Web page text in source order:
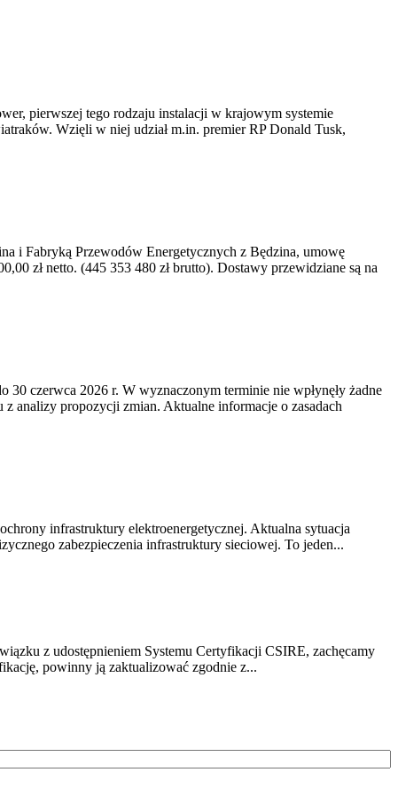
pierwszej tego rodzaju instalacji w krajowym systemie
Wzięli w niej udział m.in. premier RP Donald Tusk,
i Fabryką Przewodów Energetycznych z Będzina, umowę
zł netto. (445 353 480 zł brutto). Dostawy przewidziane są na
czerwca 2026 r. W wyznaczonym terminie nie wpłynęły żadne
analizy propozycji zmian. Aktualne informacje o zasadach
infrastruktury elektroenergetycznej. Aktualna sytuacja
zabezpieczenia infrastruktury sieciowej. To jeden...
z udostępnieniem Systemu Certyfikacji CSIRE, zachęcamy
powinny ją zaktualizować zgodnie z...